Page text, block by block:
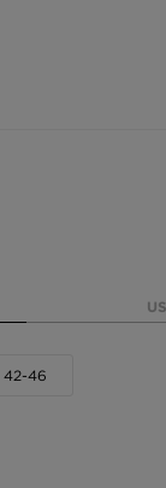
US
42-46